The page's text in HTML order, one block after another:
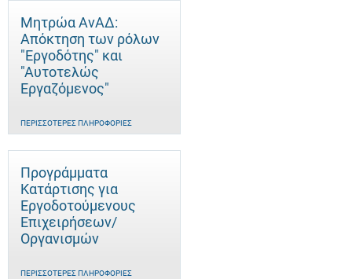
Μητρώα ΑνΑΔ:
Απόκτηση των ρόλων
"Εργοδότης" και
"Αυτοτελώς
Eργαζόμενος"
ΠΕΡΙΣΣΌΤΕΡΕΣ ΠΛΗΡΟΦΟΡΊΕΣ
Προγράμματα
Κατάρτισης για
Εργοδοτούμενους
Επιχειρήσεων/
Οργανισμών
ΠΕΡΙΣΣΌΤΕΡΕΣ ΠΛΗΡΟΦΟΡΊΕΣ